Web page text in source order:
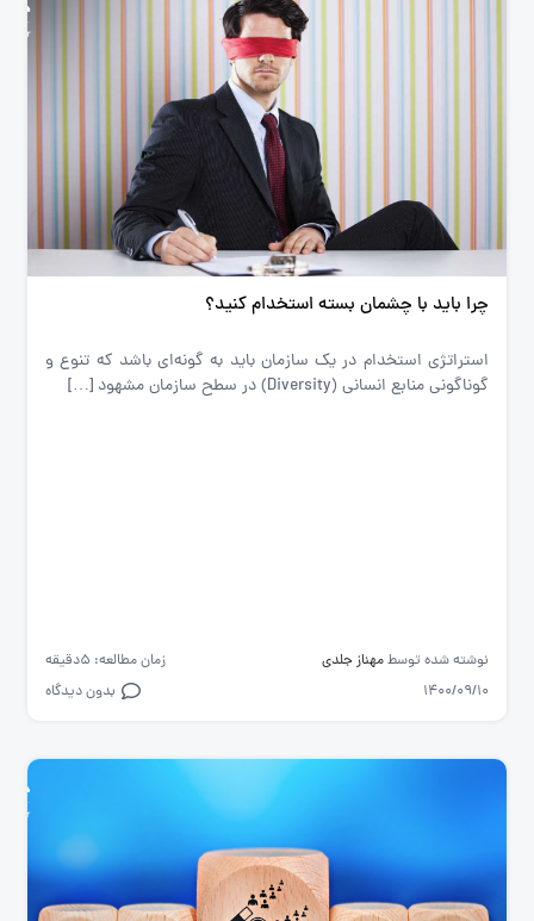
چرا باید با چشمان بسته استخدام کنید؟
استراتژی استخدام در یک سازمان باید به گونه‌ای باشد که تنوع و
گوناگونی منابع انسانی (Diversity) در سطح سازمان مشهود […]
نوشته شده توسطمهناز جلدی
زمان مطالعه: 5دقیقه
1400/09/10
بدون دیدگاه